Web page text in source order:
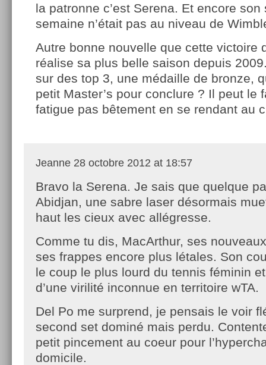
la patronne c’est Serena. Et encore
semaine n’était pas au niveau de
Autre bonne nouvelle que cette victoire
réalise sa plus belle saison depuis
sur des top 3, une médaille de bronze,
petit Master’s pour conclure ? Il peut le
fatigue pas bêtement en se rendant au
Jeanne 28 octobre 2012 at 18:57
Bravo la Serena. Je sais que quelque
Abidjan, une sabre laser désormais
haut les cieux avec allégresse.
Comme tu dis, MacArthur, ses
ses frappes encore plus létales. Son
le coup le plus lourd du tennis féminin
d’une virilité inconnue en territoire wTA.
Del Po me surprend, je pensais le voir
second set dominé mais perdu.
petit pincement au coeur pour
domicile.